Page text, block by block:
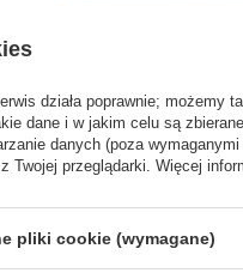
- Cukrowy
działa poprawnie; możemy
dane i w jakim celu są
danych (poza
Twojej przeglądarki. Więcej
pliki cookie (wymagane)